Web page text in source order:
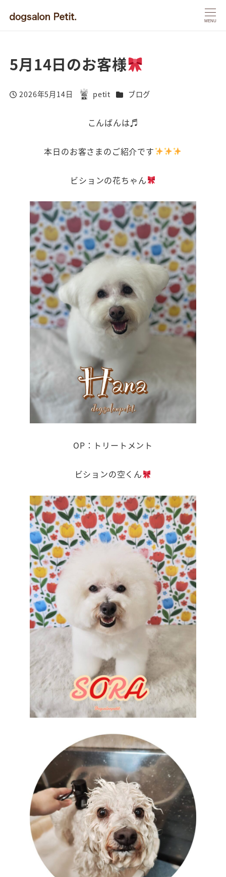
MENU
5月14日のお客様
投稿日
2026年5月14日
著
petit カテゴリー
ブログ
こんばんは♬
本日のお客さまのご紹介です
ビションの花ちゃん
OP：トリートメント
ビションの空くん